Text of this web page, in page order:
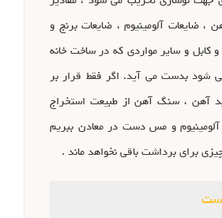
، ضایعات آلومینیوم ، ضایعات برنج و
و سایر مواردی که در ساخت خانه
شود بدست می آید. اگر فقط قرار بر
آهن ، سنگ آهن از طبیعت استخراج
آلومینیوم و مس دست در معادن ببریم
برای برداشت باقی نخواهد ماند .